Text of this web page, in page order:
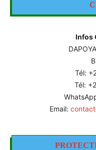
Infos
Tél:
Tél:
Email: